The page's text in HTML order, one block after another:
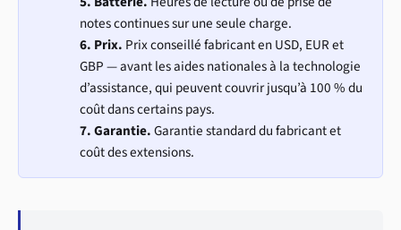
notes continues sur une seule charge.
6. Prix. Prix conseillé fabricant en USD, EUR et
GBP — avant les aides nationales à la technologie
d’assistance, qui peuvent couvrir jusqu’à 100 % du
coût dans certains pays.
7. Garantie.Garantie standard du fabricant et
coût des extensions.